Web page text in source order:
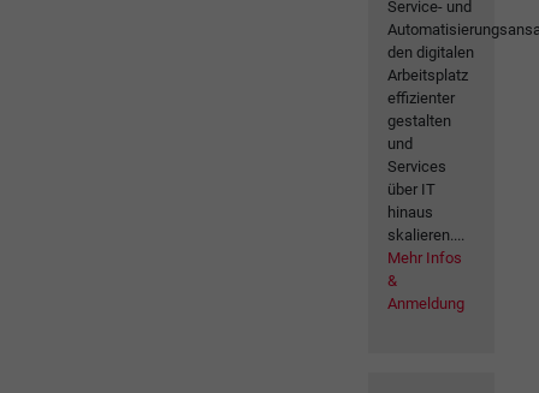
Service- und
den digitalen
Arbeitsplatz
effizienter
gestalten
und
Services
über IT
hinaus
skalieren....
Mehr Infos
&
Anmeldung